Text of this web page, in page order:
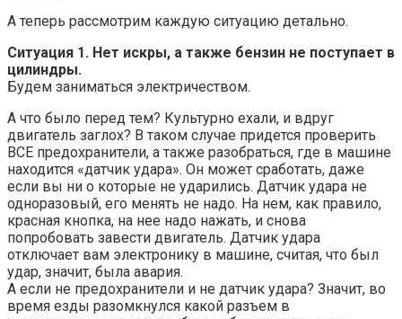
А теперь рассмотрим каждую ситуацию детально.
Ситуация 1. Нет искры, а также бензин не поступает в
цилиндры.
Будем заниматься электричеством.
А что было перед тем? Культурно ехали, и вдруг
двигатель заглох? В таком случае придется проверить
ВСЕ предохранители, а также разобраться, где в машине
находится «датчик удара». Он может сработать, даже
если вы ни о которые не ударились. Датчик удара не
одноразовый, его менять не надо. На нем, как правило,
красная кнопка, на нее надо нажать, и снова
попробовать завести двигатель. Датчик удара
отключает вам электронику в машине, считая, что был
удар, значит, была авария.
А если не предохранители и не датчик удара? Значит, во
время езды разомкнулся какой разъем в